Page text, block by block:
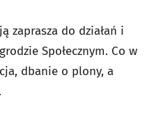
zaprasza do działań i
Społecznym. Co w
dbanie o plony, a